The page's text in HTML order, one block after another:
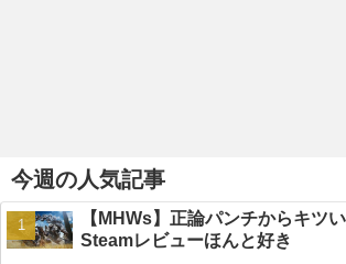
今週の人気記事
【MHWs】正論パンチからキツ
Steamレビューほんと好き